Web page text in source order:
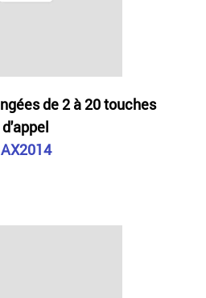
de 2 à 20 touches
d'appel
AX2014